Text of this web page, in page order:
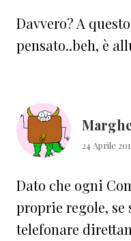
Davvero? A
pensato..beh, è
24 Aprile
Dato che ogni
proprie regole,
telefonare